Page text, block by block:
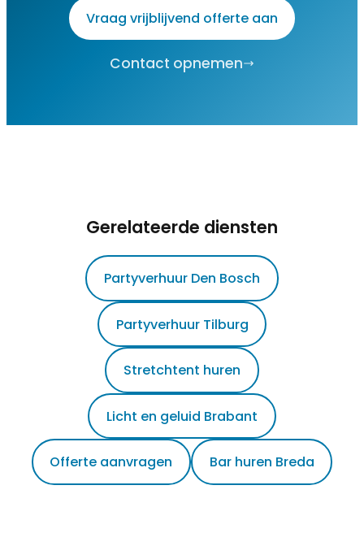
Vraag vrijblijvend offerte aan
Contact opnemen
Gerelateerde diensten
Partyverhuur Den Bosch
Partyverhuur Tilburg
Stretchtent huren
Licht en geluid Brabant
Offerte aanvragen Bar huren Breda